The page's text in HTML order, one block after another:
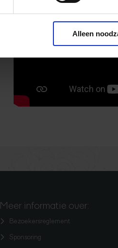
Alleen
Meer informatie over:
Bezoekersreglement
Sponsoring